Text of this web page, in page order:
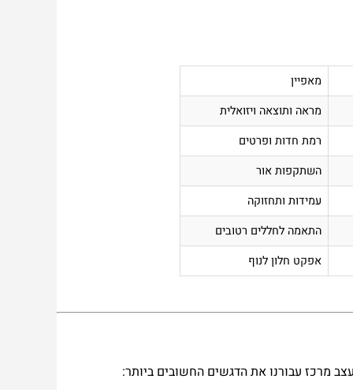
מאפיין
מראה ותוצאה ויזואלית
רמת חדות ופרטים
השתקפות אור
עמידות ותחזוקה
התאמה לחללים רטובים
אפקט חלון לנוף
מרכז עבורנו את הדגשים החשובים ביותר: